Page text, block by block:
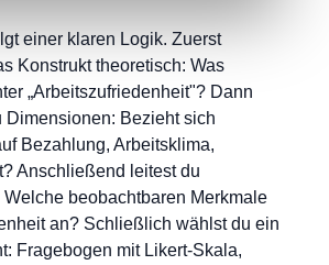
einer klaren Logik. Zuerst
Konstrukt theoretisch: Was
„Arbeitszufriedenheit"? Dann
Dimensionen: Bezieht sich
Bezahlung, Arbeitsklima,
Anschließend leitest du
Welche beobachtbaren Merkmale
an? Schließlich wählst du ein
Fragebogen mit Likert-Skala,